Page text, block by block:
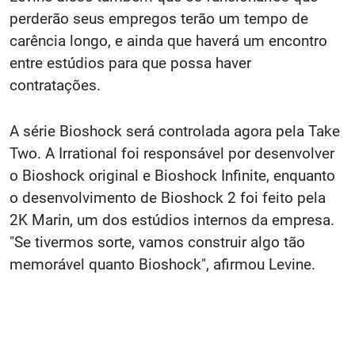
perderão seus empregos terão um tempo de
carência longo, e ainda que haverá um encontro
entre estúdios para que possa haver
contratações.
A série Bioshock será controlada agora pela Take
Two. A Irrational foi responsável por desenvolver
o Bioshock original e Bioshock Infinite, enquanto
o desenvolvimento de Bioshock 2 foi feito pela
2K Marin, um dos estúdios internos da empresa.
"Se tivermos sorte, vamos construir algo tão
memorável quanto Bioshock", afirmou Levine.